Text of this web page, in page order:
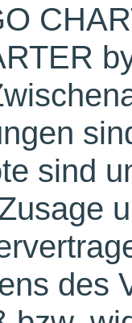
sind
des